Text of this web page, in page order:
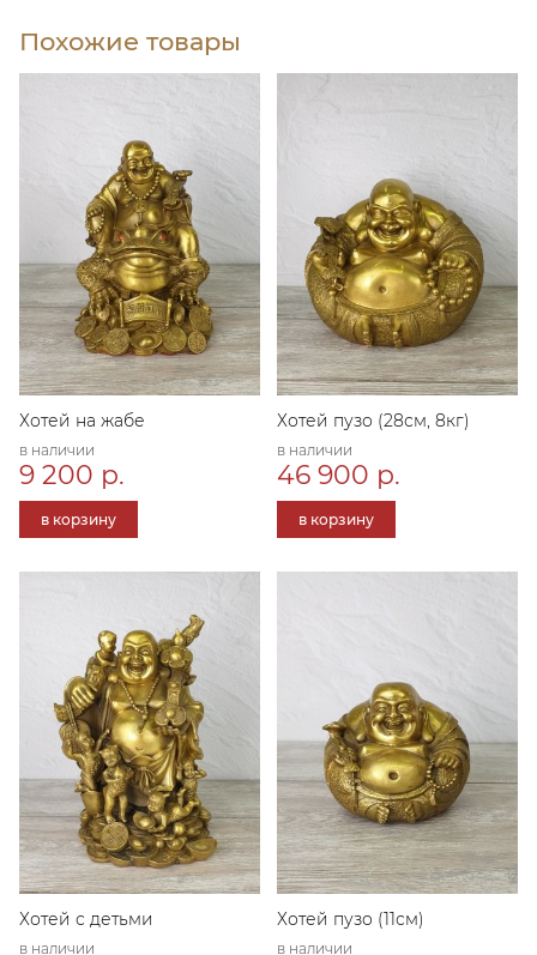
Похожие товары
Хотей на жабе
в наличии
9 200 р.
в корзину
Хотей пузо (28см, 8кг)
в наличии
46 900 р.
в корзину
Хотей с детьми
в наличии
Хотей пузо (11см)
в наличии